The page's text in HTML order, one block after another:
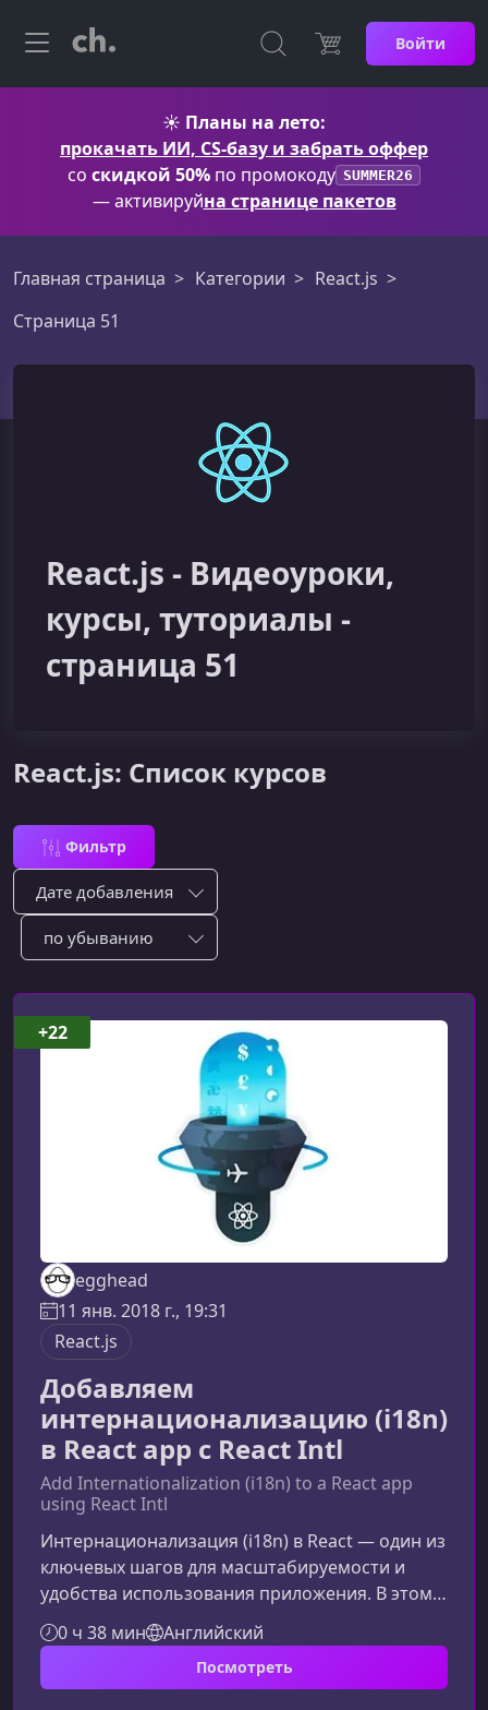
Войти
☀️ Планы на лето:
прокачать ИИ, CS-базу и забрать оффер
со скидкой 50% по промокоду SUMMER26
— активируйна странице пакетов
Главная страница Категории
React.js
Страница 51
React.js - Видеоуроки,
курсы, туториалы -
страница 51
React.js: Список курсов
Фильтр
Сортировка по:
Сотировать по:
egghead
11 янв. 2018 г., 19:31
React.js
Добавляем
интернационализацию (i18n)
в React app с React Intl
Add Internationalization (i18n) to a React app
using React Intl
Интернационализация (i18n) в React — один из
ключевых шагов для масштабируемости и
удобства использования приложения. В этом
материале мы разберём, как эффективно
внедрить react-intl в проект на базе create-
react-app и react-router, оптимизируя структуру
0 ч 38 мин Английский
Посмотреть
+22